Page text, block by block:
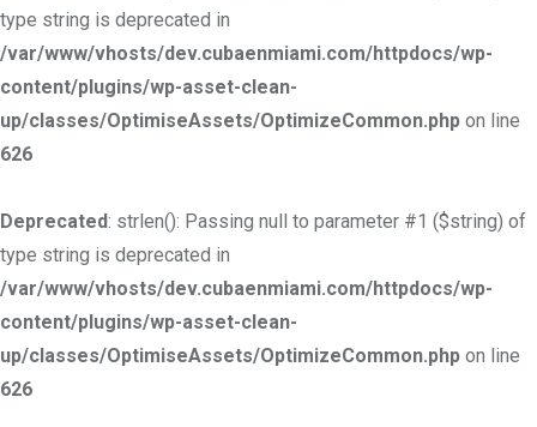
type string is deprecated in
/var/www/vhosts/dev.cubaenmiami.com/httpdocs/wp-
content/plugins/wp-asset-clean-
up/classes/OptimiseAssets/OptimizeCommon.php on line
626
Deprecated: strlen(): Passing null to parameter #1 ($string) of
type string is deprecated in
/var/www/vhosts/dev.cubaenmiami.com/httpdocs/wp-
content/plugins/wp-asset-clean-
up/classes/OptimiseAssets/OptimizeCommon.php on line
626